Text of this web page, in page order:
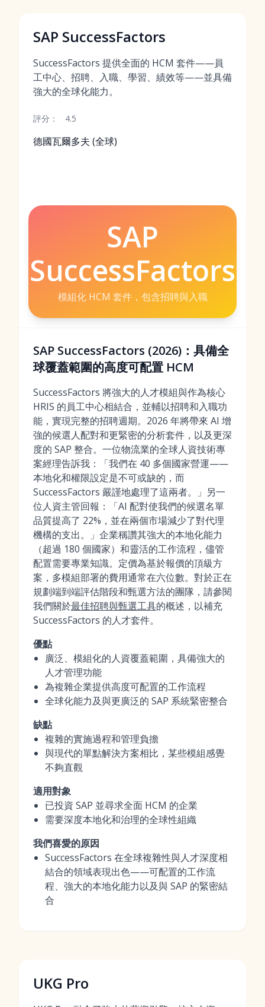
SAP SuccessFactors
SuccessFactors 提供全面的 HCM 套件——員
工中心、招聘、入職、學習、績效等——並具備
強大的全球化能力。
評分： 4.5
德國瓦爾多夫 (全球)
SAP
SuccessFactors
模組化 HCM 套件，包含招聘與入職
SAP SuccessFactors (2026)：具備全
球覆蓋範圍的高度可配置 HCM
SuccessFactors 將強大的人才模組與作為核心
HRIS 的員工中心相結合，並輔以招聘和入職功
能，實現完整的招聘週期。2026 年將帶來 AI 增
強的候選人配對和更緊密的分析套件，以及更深
度的 SAP 整合。一位物流業的全球人資技術專
案經理告訴我：「我們在 40 多個國家營運——
本地化和權限設定是不可或缺的，而
SuccessFactors 嚴謹地處理了這兩者。」另一
位人資主管回報：「AI 配對使我們的候選名單
品質提高了 22%，並在兩個市場減少了對代理
機構的支出。」企業稱讚其強大的本地化能力
（超過 180 個國家）和靈活的工作流程，儘管
配置需要專業知識。定價為基於報價的頂級方
案，多模組部署的費用通常在六位數。對於正在
規劃端到端評估階段和甄選方法的團隊，請參閱
我們關於最佳招聘與甄選工具的概述，以補充
SuccessFactors 的人才套件。
優點
廣泛、模組化的人資覆蓋範圍，具備強大的
人才管理功能
為複雜企業提供高度可配置的工作流程
全球化能力及與更廣泛的 SAP 系統緊密整合
缺點
複雜的實施過程和管理負擔
與現代的單點解決方案相比，某些模組感覺
不夠直觀
適用對象
已投資 SAP 並尋求全面 HCM 的企業
需要深度本地化和治理的全球性組織
我們喜愛的原因
SuccessFactors 在全球複雜性與人才深度相
結合的領域表現出色——可配置的工作流
程、強大的本地化能力以及與 SAP 的緊密結
合
UKG Pro